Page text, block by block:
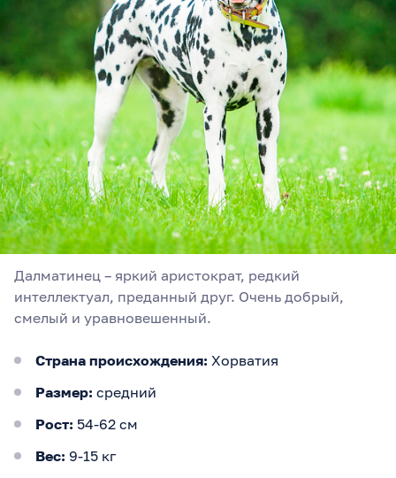
Далматинец – яркий аристократ, редкий
интеллектуал, преданный друг. Очень добрый,
смелый и уравновешенный.
Страна происхождения: Хорватия
Размер: средний
Рост: 54-62 см
Вес: 9-15 кг